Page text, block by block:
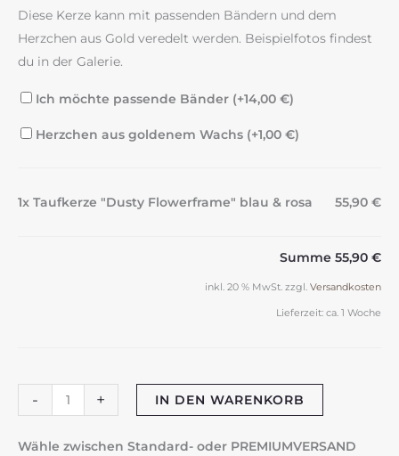
Diese Kerze kann mit passenden Bändern und dem
Herzchen aus Gold veredelt werden. Beispielfotos findest
du in der Galerie.
Ich möchte passende Bänder (+14,00 €)
Herzchen aus goldenem Wachs (+1,00 €)
1x Taufkerze "Dusty Flowerframe" blau & rosa 55,90 €
Summe 55,90 €
inkl. 20 % MwSt. zzgl. Versandkosten
Lieferzeit: ca. 1 Woche
-
Taufkerze
"Dusty
Flowerframe"
+ IN DEN WARENKORB
Wähle zwischen Standard- oder PREMIUMVERSAND